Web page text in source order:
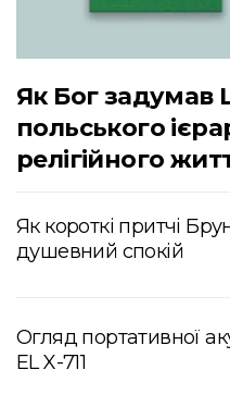
Як Бог задумав
польського
релігійного
Як короткі притчі
душевний спокій
Огляд портативної
EL X-711